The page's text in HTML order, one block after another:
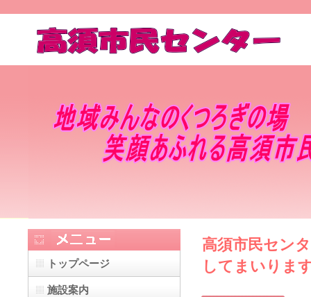
高須市民セン
してまいりま
トップページ
施設案内